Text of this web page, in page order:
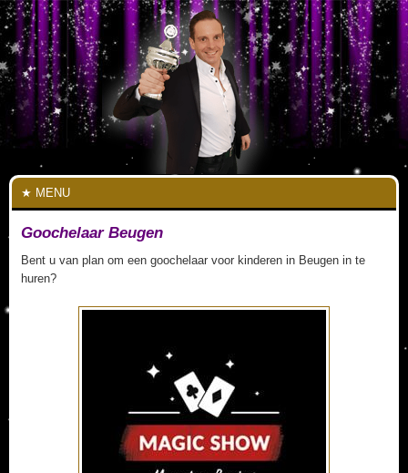
MENU
Goochelaar Beugen
Bent u van plan om een goochelaar voor kinderen in Beugen in te
huren?